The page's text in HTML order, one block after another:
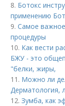
8. Ботокс
применению
9.Самое
процедуры
10. Как вести
БЖУ - это
"белки, жиры,
11. Можно ли
Дерматология,
12.Зумба, как